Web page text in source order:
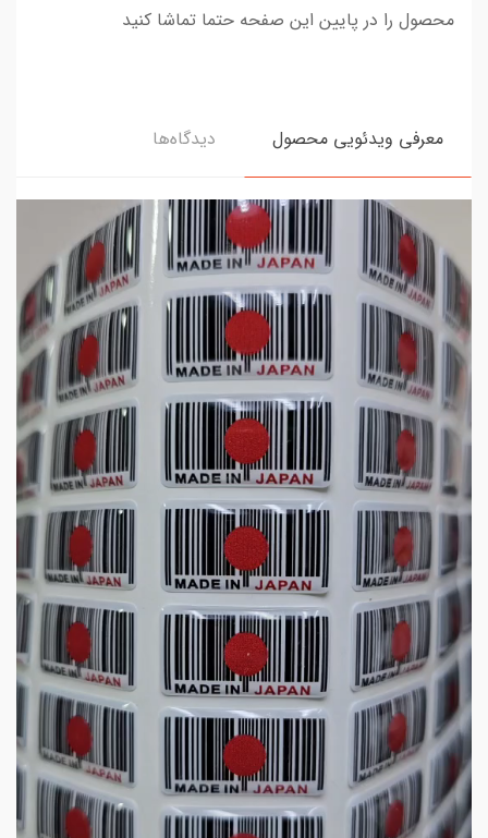
محصول را در پایین این صفحه حتما تماشا کنید
معرفی ویدئویی محصول دیدگاه‌ها